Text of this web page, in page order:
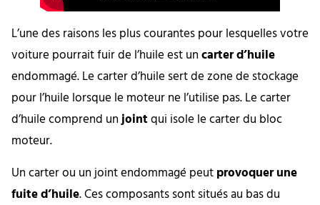
L’une des raisons les plus courantes pour lesquelles votre
voiture pourrait fuir de l’huile est uncarter d’huile
endommagé. Le carter d’huile sert de zone de stockage
pour l’huile lorsque le moteur ne l’utilise pas. Le carter
d’huile comprend unjointqui isole le carter du bloc
moteur.
Un carter ou un joint endommagé peutprovoquer une
fuite d’huile. Ces composants sont situés au bas du